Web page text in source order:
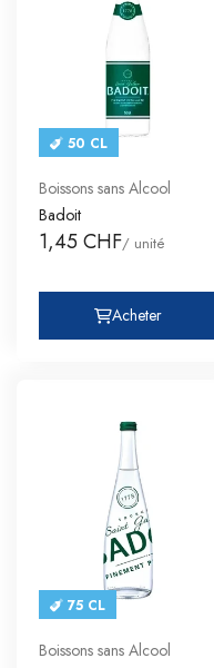
50 CL
Boissons sans Alcool
Badoit
1,45 CHF/ unité
Acheter
75 CL
Boissons sans Alcool